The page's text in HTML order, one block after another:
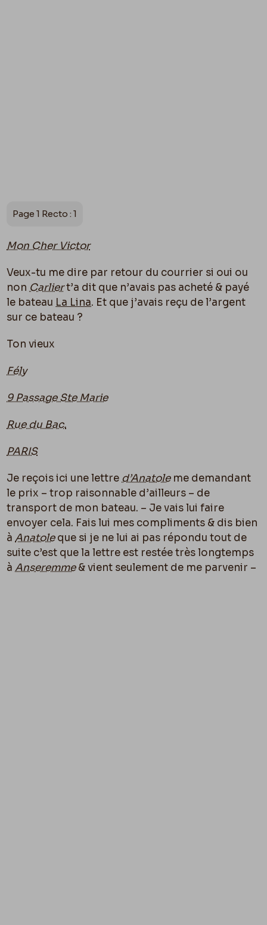
Page 1 Recto : 1
Mon Cher Victor
Veux-tu me dire par retour du courrier si oui ou
non Carliert’a dit que n’avais pas acheté & payé
le bateau La Lina. Et que j’avais reçu de l’argent
sur ce bateau ?
Ton vieux
Fély
9 Passage Ste Marie
Rue du Bac.
PARIS
Je reçois ici une lettre d’Anatoleme demandant
le prix – trop raisonnable d’ailleurs – de
transport de mon bateau. – Je vais lui faire
envoyer cela. Fais lui mes compliments & dis bien
àAnatoleque si je ne lui ai pas répondu tout de
suite c’est que la lettre est restée très longtemps
àAnseremme& vient seulement de me parvenir –